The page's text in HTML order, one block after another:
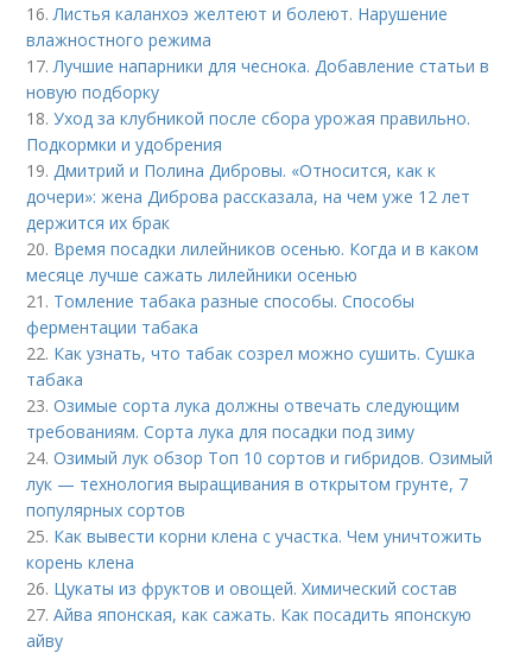
16.Листья каланхоэ желтеют и болеют. Нарушение
влажностного режима
17.Лучшие напарники для чеснока. Добавление статьи в
новую подборку
18.Уход за клубникой после сбора урожая правильно.
Подкормки и удобрения
19.Дмитрий и Полина Дибровы. «Относится, как к
дочери»: жена Диброва рассказала, на чем уже 12 лет
держится их брак
20. Время посадки лилейников осенью. Когда и в каком
месяце лучше сажать лилейники осенью
21. Томление табака разные способы. Способы
ферментации табака
22. Как узнать, что табак созрел можно сушить. Сушка
табака
23.Озимые сорта лука должны отвечать следующим
требованиям. Сорта лука для посадки под зиму
24.Озимый лук обзор Топ 10 сортов и гибридов. Озимый
лук — технология выращивания в открытом грунте, 7
популярных сортов
25. Как вывести корни клена с участка. Чем уничтожить
корень клена
26. Цукаты из фруктов и овощей. Химический состав
27.Айва японская, как сажать. Как посадить японскую
айву